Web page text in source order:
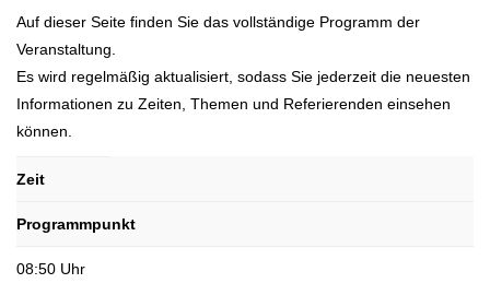
Auf dieser Seite finden Sie das vollständige Programm der
Veranstaltung.
Es wird regelmäßig aktualisiert, sodass Sie jederzeit die neuesten
Informationen zu Zeiten, Themen und Referierenden einsehen
können.
Zeit
Programmpunkt
08:50 Uhr